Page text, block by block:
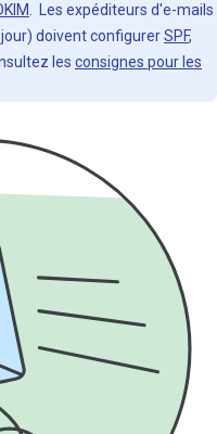
. Les expéditeurs d'e-mails
doivent configurerSPF,
les consignes pour les